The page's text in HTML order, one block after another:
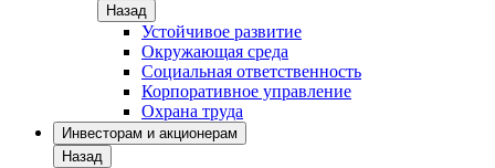
Назад
Устойчивое развитие
Окружающая среда
Социальная ответственность
Корпоративное управление
Охрана труда
Инвесторам и акционерам
Назад